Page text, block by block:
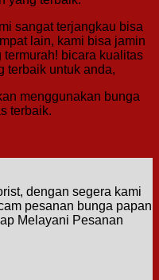
sangat terjangkau bisa
lain, kami bisa jamin
termurah! bicara kualitas
terbaik untuk anda,
menggunakan bunga
terbaik.
dengan segera kami
pesanan bunga papan
Melayani Pesanan